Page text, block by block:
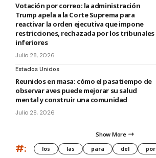
Votación por correo: la administración
Trump apela a la Corte Suprema para
reactivar la orden ejecutiva que impone
restricciones, rechazada por los tribunales
inferiores
Julio 28, 2026
Estados Unidos
Reunidos en masa: cómo el pasatiempo de
observar aves puede mejorar su salud
mental y construir una comunidad
Julio 28, 2026
Show More
#: los las para del por